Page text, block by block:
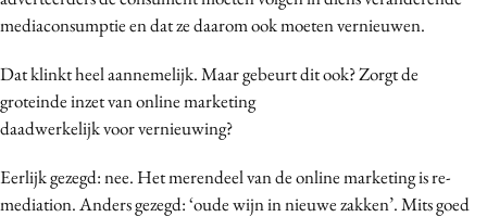
mediaconsumptie en dat ze daarom ook moeten vernieuwen.
Dat klinkt heel aannemelijk. Maar gebeurt dit ook? Zorgt de
groteinde inzet van online marketing
daadwerkelijk voor vernieuwing?
Eerlijk gezegd: nee. Het merendeel van de online marketing is re-
mediation. Anders gezegd: ‘oude wijn in nieuwe zakken’. Mits goed